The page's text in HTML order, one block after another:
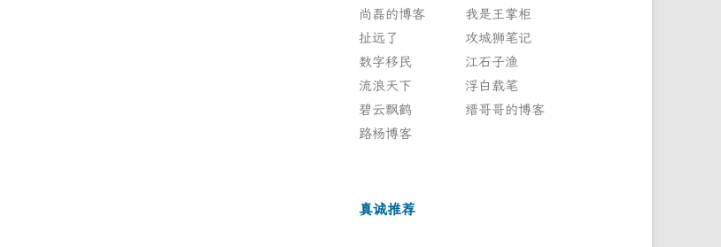
尚磊的博客
我是王掌柜
扯远了
攻城狮笔记
数字移民
江石子渔
流浪天下
浮白载笔
碧云飘鹤
缙哥哥的博客
路杨博客
真诚推荐